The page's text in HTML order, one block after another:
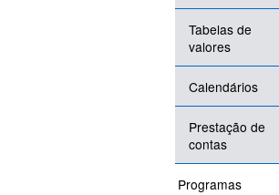
Tabelas de
valores
Calendários
Prestação de
contas
Programas